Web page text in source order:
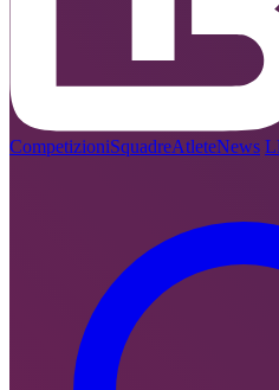
CompetizioniSquadreAtleteNews